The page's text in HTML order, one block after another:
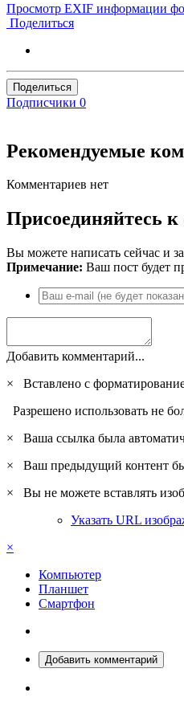
Просмотр EXIF информации
Поделиться
Поделиться
Подписчики 0
Рекомендуемые
Комментариев нет
Присоединяйтесь
Вы можете написать сейчас и
Примечание: Ваш пост будет
Добавить комментарий...
×
Вставлено с
Разрешено использовать не
×
Ваша ссылка была
×
Ваш предыдущий контент
×
Вы не можете вставлять
Указать URL
×
Компьютер
Планшет
Смартфон
Добавить комментарий